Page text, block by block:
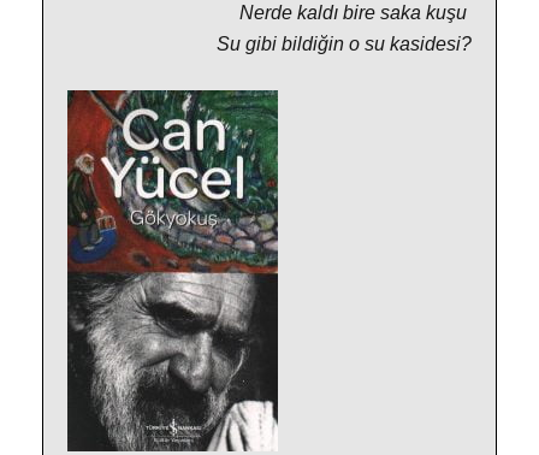
Nerde kaldı bire saka kuşu
Su gibi bildiğin o su kasidesi?